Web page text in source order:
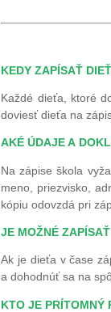
KEDY ZAPÍSAŤ
Každé dieťa, ktoré
doviesť dieťa na
AKÉ ÚDAJE A
Na zápise škola
meno, priezvisko,
kópiu odovzdá pri
JE MOŽNÉ
Ak je dieťa v čase
a dohodnúť sa na
KTO JE PRÍTOMNÝ